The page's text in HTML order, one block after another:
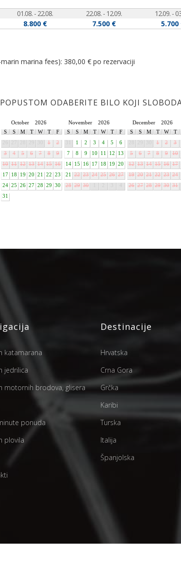
01.08. - 22.08. 22.08. - 12.09. 12.09. -
8.800 € 7.500 € 5.700
marina fees): 380,00 € po rezervaciji
ODABERITE BILO KOJI
2026
October
S
S M T W T
F
1
2
3
4 5 6 7 8
9
10 11 12 13 14 15 16
17
18 19 20 21 22
23
24 25 26 27 28 29
30
31
2026
November
S
S M T W T
F
1 2 3 4 5
6
7
8 9 10 11 12
13
14
15 16 17 18 19
20
21
22 23 24 25 26 27
28 29 30
2026
December
S
S M T W T
1 2 3
5
6 7 8 9 10
12 13 14 15 16 17
19 20 21 22 23 24
26 27 28 29 30 31
katamarana
jedrilica
motornih brodova, glisera
ponuda
plovila
Destinacije
Hrvatska
Crna Gora
Grčka
Karibi
Turska
Italija
Španjolska